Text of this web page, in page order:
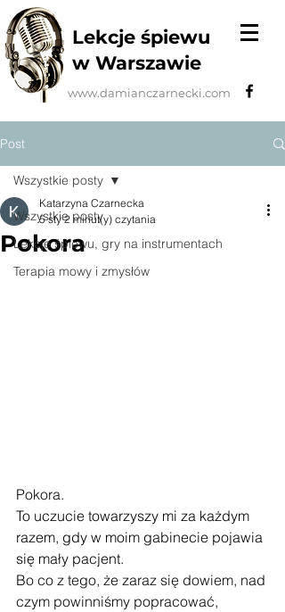
www.damianczarnecki.com
Lekcje śpiewu
w Warszawie
Post
Wszystkie posty
Lekcje śpiewu, gry na instrumentach
Terapia mowy i zmysłów
Wszystkie posty
Pokora
Katarzyna Czarnecka
5 sty 2 minut(y) czytania
Pokora.
To uczucie towarzyszy mi za każdym
razem, gdy w moim gabinecie pojawia
się mały pacjent.
Bo co z tego, że zaraz się dowiem, nad
czym powinniśmy popracować,